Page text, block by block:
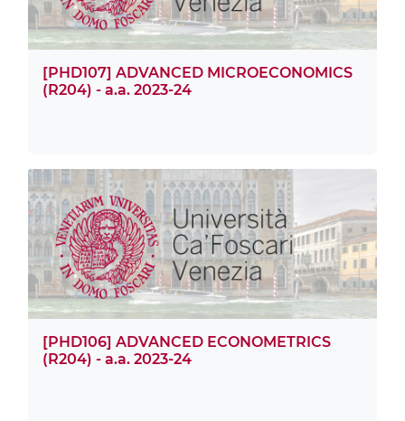
[PHD107] ADVANCED MICROECONOMICS
(R204) - a.a. 2023-24
[PHD106] ADVANCED ECONOMETRICS
(R204) - a.a. 2023-24